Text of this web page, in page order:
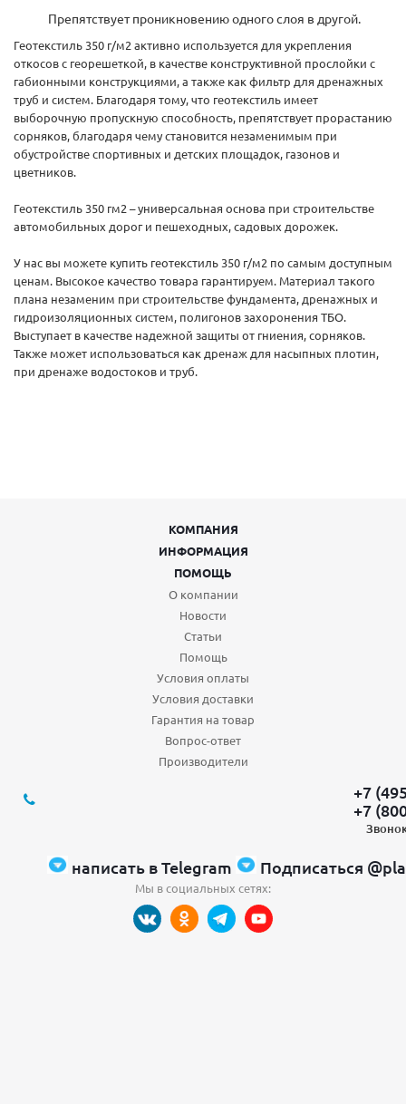
Препятствует проникновению одного слоя в другой.
Геотекстиль 350 г/м2 активно используется для укрепления
откосов с георешеткой, в качестве конструктивной прослойки с
габионными конструкциями, а также как фильтр для дренажных
труб и систем. Благодаря тому, что геотекстиль имеет
выборочную пропускную способность, препятствует прорастанию
сорняков, благодаря чему становится незаменимым при
обустройстве спортивных и детских площадок, газонов и
цветников.
Геотекстиль 350 гм2 – универсальная основа при строительстве
автомобильных дорог и пешеходных, садовых дорожек.
У нас вы можете купить геотекстиль 350 г/м2 по самым доступным
ценам. Высокое качество товара гарантируем. Материал такого
плана незаменим при строительстве фундамента, дренажных и
гидроизоляционных систем, полигонов захоронения ТБО.
Выступает в качестве надежной защиты от гниения, сорняков.
Также может использоваться как дренаж для насыпных плотин,
при дренаже водостоков и труб.
КОМПАНИЯ
ИНФОРМАЦИЯ
ПОМОЩЬ
О компании
Новости
Статьи
Помощь
Условия оплаты
Условия доставки
Гарантия на товар
Вопрос-ответ
Производители
+7
+7
написать в Telegram Подписаться
Мы в социальных сетях: